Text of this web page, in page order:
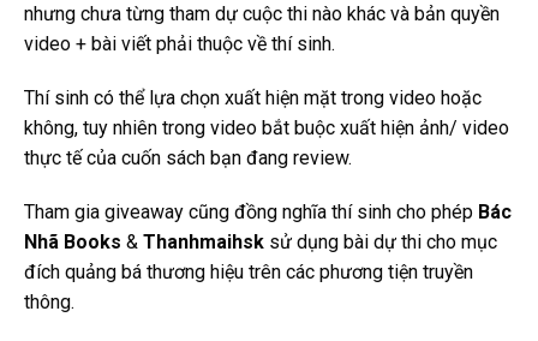
nhưng chưa từng tham dự cuộc thi nào khác và bản quyền
video + bài viết phải thuộc về thí sinh.
Thí sinh có thể lựa chọn xuất hiện mặt trong video hoặc
không, tuy nhiên trong video bắt buộc xuất hiện ảnh/ video
thực tế của cuốn sách bạn đang review.
Tham gia giveaway cũng đồng nghĩa thí sinh cho phép Bác
Nhã Books & Thanhmaihsk sử dụng bài dự thi cho mục
đích quảng bá thương hiệu trên các phương tiện truyền
thông.